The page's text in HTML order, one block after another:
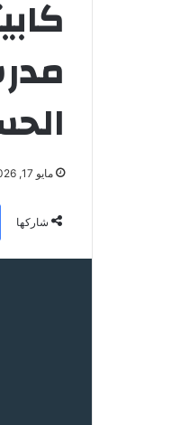
مايو 17, 2026
شاركها